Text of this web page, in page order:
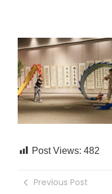
Post Views: 482
Previous Post